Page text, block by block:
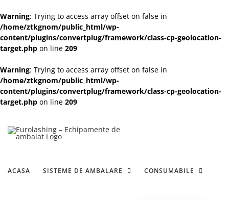
Warning: Trying to access array offset on false in
/home/ztkgnom/public_html/wp-
content/plugins/convertplug/framework/class-cp-geolocation-
target.php on line 209
Warning: Trying to access array offset on false in
/home/ztkgnom/public_html/wp-
content/plugins/convertplug/framework/class-cp-geolocation-
target.php on line 209
content
ACASA SISTEME DE AMBALARE CONSUMABILE